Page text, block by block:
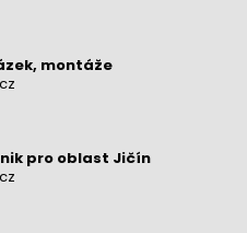
montáže
pro oblast Jičín